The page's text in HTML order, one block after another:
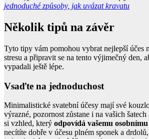
jednoduché způsoby, jak uvázat kravatu
Několik tipů na závěr
Tyto tipy vám pomohou vybrat nejlepší účes
stresu a připravit se na tento výjimečný den,
vypadali ještě lépe.
Vsaďte na jednoduchost
Minimalistické svatební účesy mají své
výrazné, pozornost zůstane i na vašich
si vzhled, který odpovídá vašemu
necítíte dobře v účesu plném sponek a